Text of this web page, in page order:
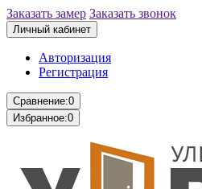
Заказать замер Заказать звонок
Личный кабинет
Авторизация
Регистрация
Сравнение:0
Избранное:0